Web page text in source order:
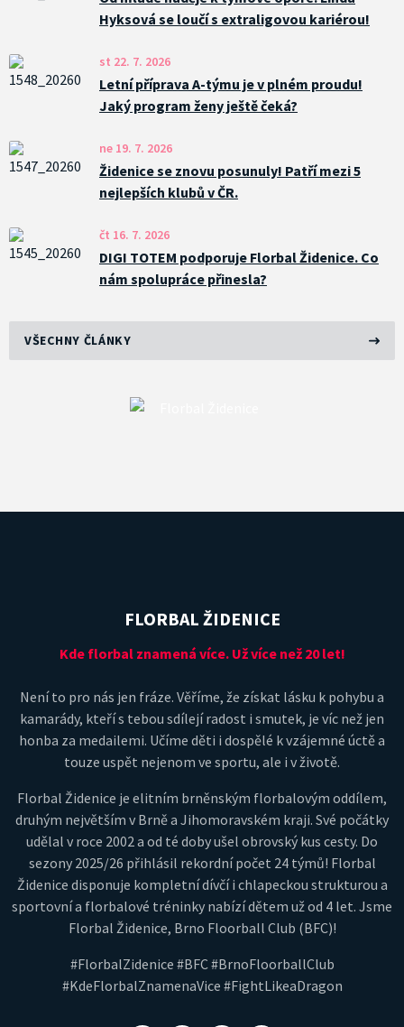
Hyksová se loučí s extraligovou kariérou!
st 22. 7. 2026
Letní příprava A-týmu je v plném proudu!
Jaký program ženy ještě čeká?
ne 19. 7. 2026
Židenice se znovu posunuly! Patří mezi 5
nejlepších klubů v ČR.
čt 16. 7. 2026
DIGI TOTEM podporuje Florbal Židenice. Co
nám spolupráce přinesla?
VŠECHNY ČLÁNKY
FLORBAL ŽIDENICE
Kde florbal znamená více. Už více než 20 let!
Není to pro nás jen fráze. Věříme, že získat lásku k pohybu a
kamarády, kteří s tebou sdílejí radost i smutek, je víc než jen
honba za medailemi. Učíme děti i dospělé k vzájemné úctě a
touze uspět nejenom ve sportu, ale i v životě.
Florbal Židenice je elitním brněnským florbalovým oddílem,
druhým největším v Brně a Jihomoravském kraji. Své počátky
udělal v roce 2002 a od té doby ušel obrovský kus cesty. Do
sezony 2025/26 přihlásil rekordní počet 24 týmů! Florbal
Židenice disponuje kompletní dívčí i chlapeckou strukturou a
sportovní a florbalové tréninky nabízí dětem už od 4 let. Jsme
Florbal Židenice, Brno Floorball Club (BFC)!
#FlorbalZidenice #BFC #BrnoFloorballClub
#KdeFlorbalZnamenaVice #FightLikeaDragon